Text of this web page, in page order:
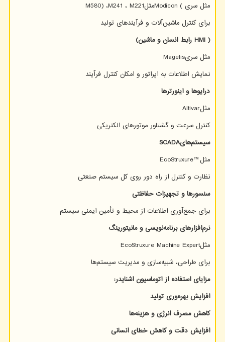
مثل سری Modicon (مثلM221 ، M241، M580)
برای کنترل ماشین‌آلات و فرآیندهای تولید
( HMI رابط انسان و ماشین)
مثل سریMagelis
نمایش اطلاعات به اپراتور و امکان کنترل فرآیند
درایوها و اینورترها
مثلAltivar
کنترل سرعت و گشتاور موتورهای الکتریکی
سیستم‌هایSCADA
مثلEcoStruxure™
نظارت و کنترل از راه دور روی کل سیستم صنعتی
سنسورها و تجهیزات حفاظتی
برای جمع‌آوری اطلاعات از محیط و تأمین ایمنی سیستم
نرم‌افزارهای برنامه‌نویسی و مانیتورینگ
مثلEcoStruxure Machine Expert
برای طراحی، شبیه‌سازی و مدیریت سیستم‌ها
مزایای استفاده از اتوماسیون اشنایدر:
افزایش بهره‌وری تولید
کاهش مصرف انرژی و هزینه‌ها
افزایش دقت و کاهش خطای انسانی